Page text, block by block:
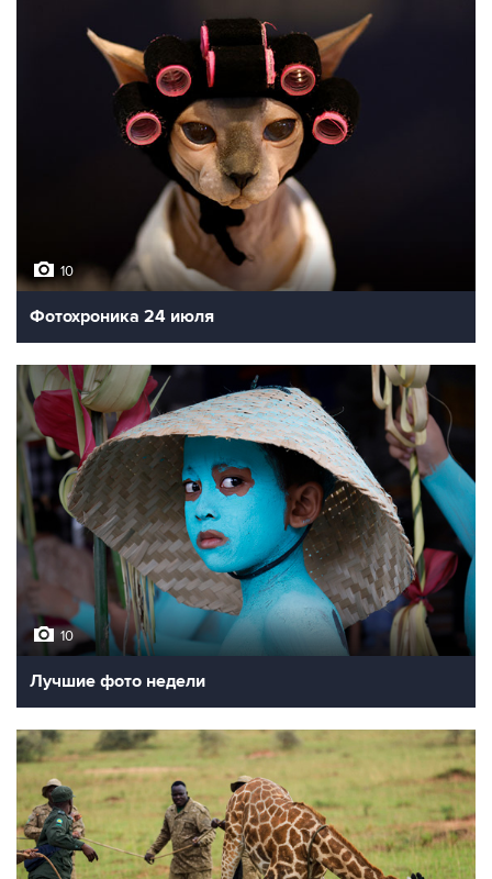
10
Фотохроника 24 июля
10
Лучшие фото недели